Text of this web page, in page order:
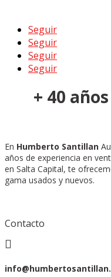
Seguir
Seguir
Seguir
Seguir
+ 40
En Humberto Santillan
años de experiencia en
en Salta Capital, te
gama usados y nuevos.
Contacto
